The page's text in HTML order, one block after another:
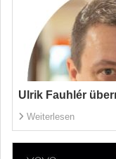
Ulrik Fauhlér
Weiterlesen